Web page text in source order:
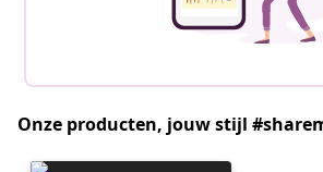
Onze producten, jouw stijl